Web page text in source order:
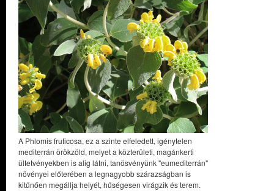
A Phlomis fruticosa, ez a szinte elfeledett, igénytelen
mediterrán örökzöld, melyet a közterületi, magánkerti
ültetvényekben is alig látni, tanösvényünk "eumediterrán"
növényei előterében a legnagyobb szárazságban is
kitűnően megállja helyét, hűségesen virágzik és terem.